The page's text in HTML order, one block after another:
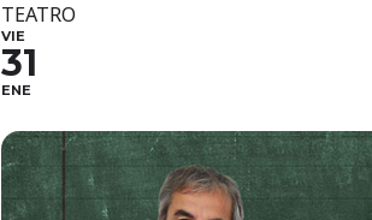
TEATRO
VIE
31
ENE